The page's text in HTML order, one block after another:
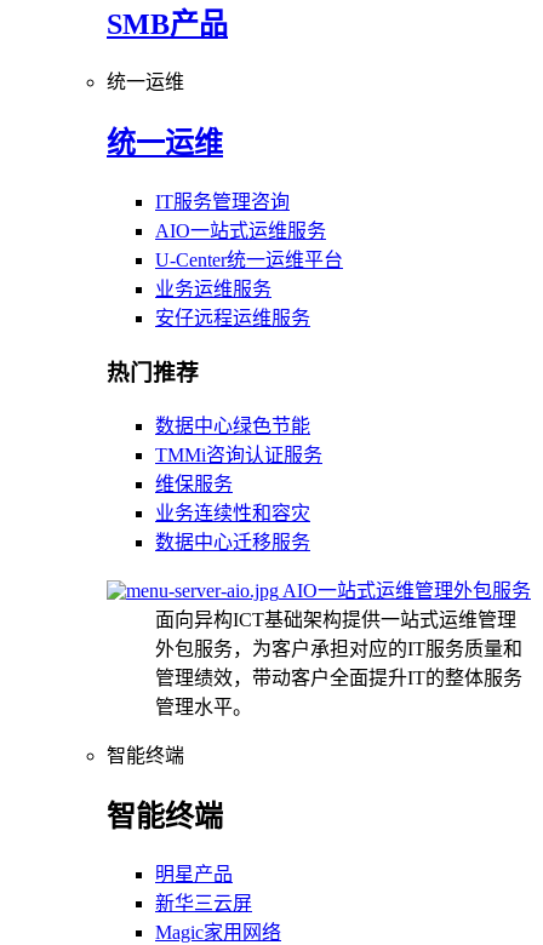
SMB产品
统一运维
统一运维
IT服务管理咨询
AIO一站式运维服务
U-Center统一运维平台
业务运维服务
安仔远程运维服务
热门推荐
数据中心绿色节能
TMMi咨询认证服务
维保服务
业务连续性和容灾
数据中心迁移服务
AIO一站式运维管理外包服务
面向异构ICT基础架构提供一站式运维管理
外包服务，为客户承担对应的IT服务质量和
管理绩效，带动客户全面提升IT的整体服务
管理水平。
智能终端
智能终端
明星产品
新华三云屏
Magic家用网络